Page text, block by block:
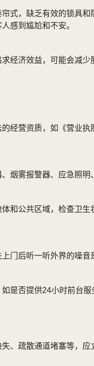
式，缺乏有效的锁具
感到尴尬和不安。
经济效益，可能会减
经营资质，如《营业
烟雾报警器、应急照
和公共区域，检查卫
门后听一听外界的噪音
是否提供24小时前台
、疏散通道堵塞等，